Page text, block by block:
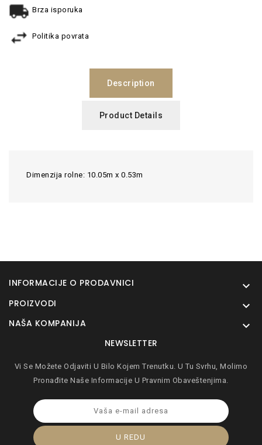
Brza isporuka
Politika povrata
Description
Product Details
Dimenzija rolne: 10.05m x 0.53m
INFORMACIJE O PRODAVNICI 
PROIZVODI 
NAŠA KOMPANIJA 
NEWSLETTER
Vi Se Možete Odjaviti U Bilo Kojem Trenutku. U Tu Svrhu, Molimo
Pronađite Naše Informacije U Pravnim Obaveštenjima.